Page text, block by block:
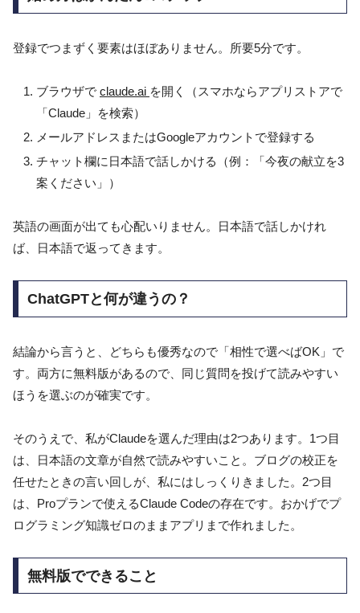
登録でつまずく要素はほぼありません。所要5分です。
ブラウザで claude.ai を開く（スマホならアプリストアで
「Claude」を検索）
メールアドレスまたはGoogleアカウントで登録する
チャット欄に日本語で話しかける（例：「今夜の献立を3
案ください」）
英語の画面が出ても心配いりません。日本語で話しかけれ
ば、日本語で返ってきます。
ChatGPTと何が違うの？
結論から言うと、どちらも優秀なので「相性で選べばOK」で
す。両方に無料版があるので、同じ質問を投げて読みやすい
ほうを選ぶのが確実です。
そのうえで、私がClaudeを選んだ理由は2つあります。1つ目
は、日本語の文章が自然で読みやすいこと。ブログの校正を
任せたときの言い回しが、私にはしっくりきました。2つ目
は、Proプランで使えるClaude Codeの存在です。おかげでプ
ログラミング知識ゼロのままアプリまで作れました。
無料版でできること